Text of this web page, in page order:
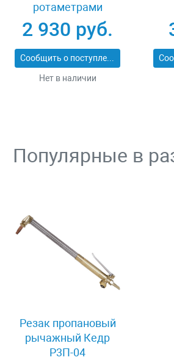
ротаметрами
2 930 руб.
Сообщить о поступлении
Нет в наличии
Популярные в
Резак пропановый
рычажный Кедр
Р3П-04